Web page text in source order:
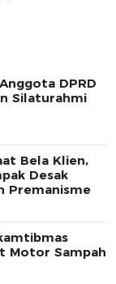
DPRD
Silaturahmi
Bela Klien,
Desak
Premanisme
Motor Sampah